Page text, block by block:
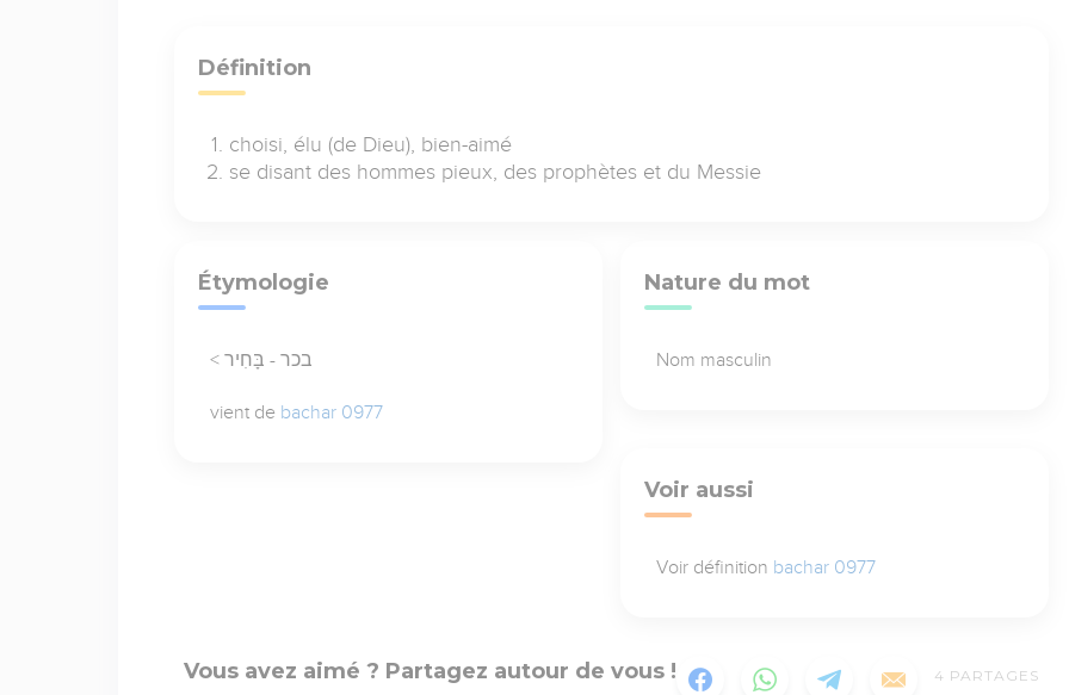
Définition
choisi, élu (de Dieu), bien-aimé
se disant des hommes pieux, des prophètes et du Messie
Étymologie
< בכר - בָּחִיר
vient de bachar 0977
Nature du mot
Nom masculin
Voir aussi
Voir définition bachar 0977
Vous avez aimé ? Partagez autour de vous ! 4 PARTAGES